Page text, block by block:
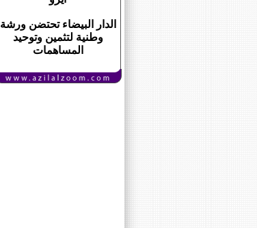
الدار البيضاء تحتضن ورشة
وطنية لتثمين وتوحيد
المساهمات